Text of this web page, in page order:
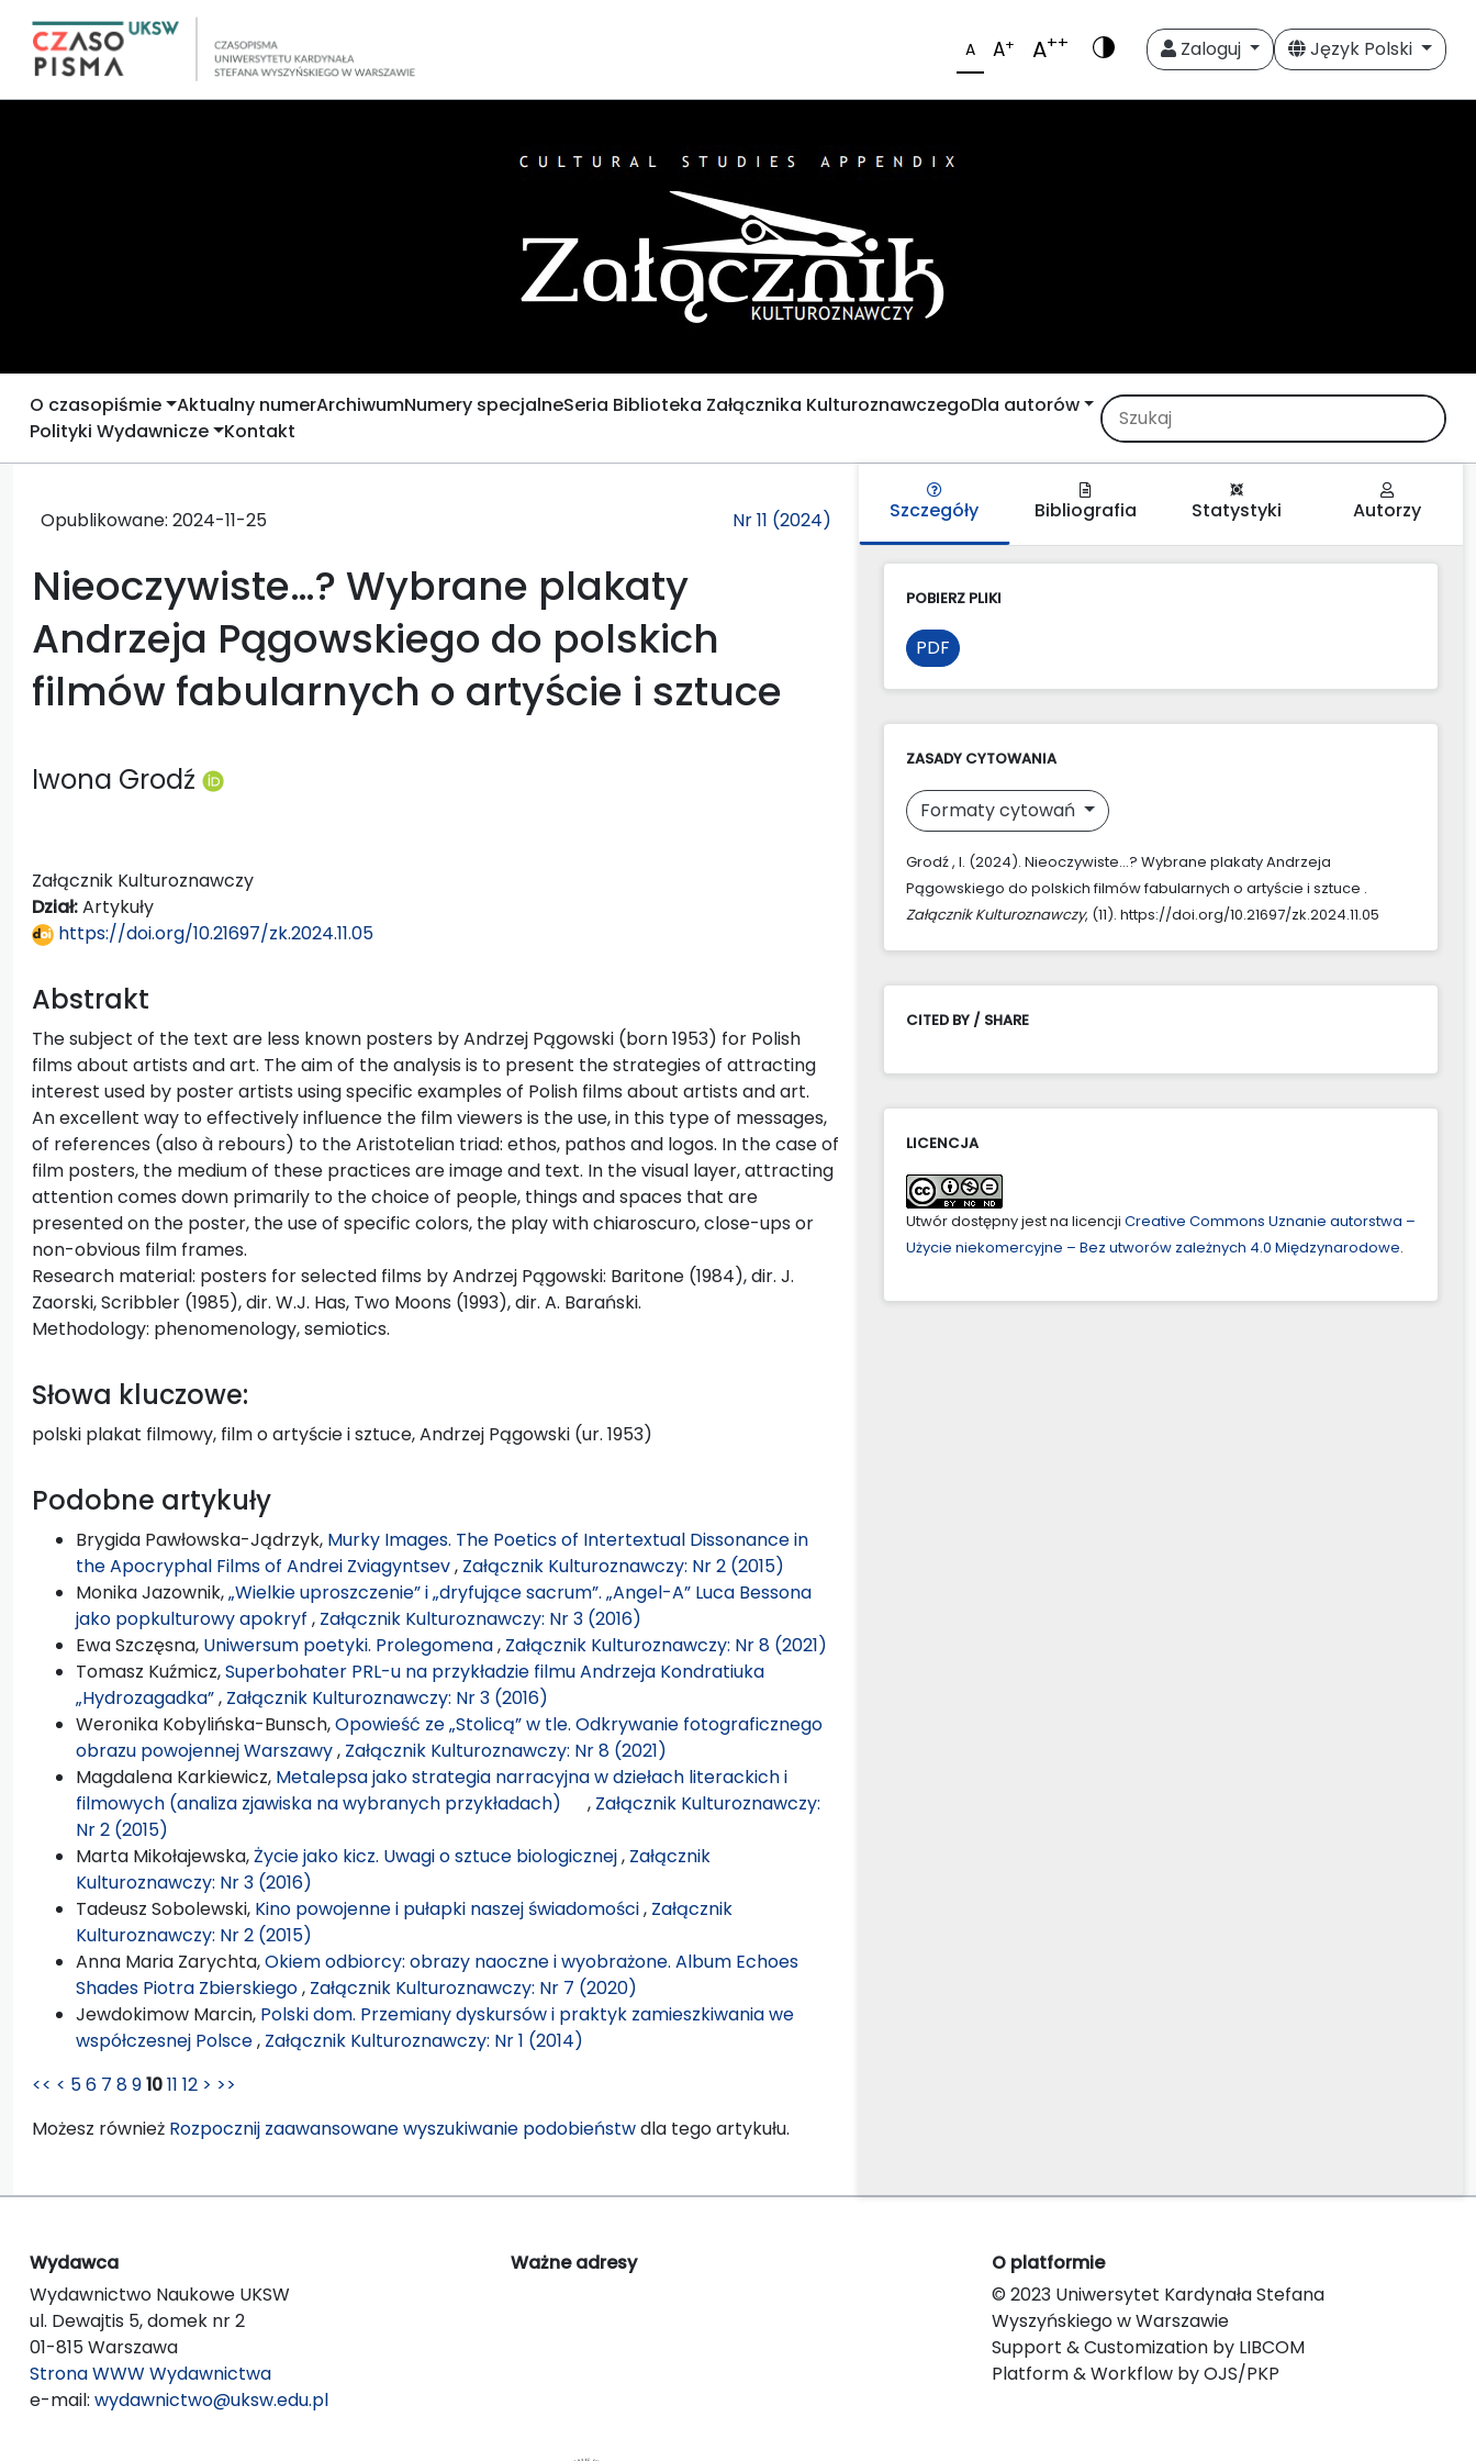
A A+ A++ Zaloguj Język Polski
O czasopiśmie Aktualny numerArchiwumNumery specjalneSeria Biblioteka Załącznika KulturoznawczegoDla autorów
Polityki Wydawnicze Kontakt
Opublikowane: 2024-11-25 Nr 11 (2024)
Nieoczywiste…? Wybrane plakaty
Andrzeja Pągowskiego do polskich
filmów fabularnych o artyście i sztuce
Iwona Grodź
Załącznik Kulturoznawczy
Dział:Artykuły
https://doi.org/10.21697/zk.2024.11.05
Abstrakt
The subject of the text are less known posters by Andrzej Pągowski (born 1953) for Polish
films about artists and art. The aim of the analysis is to present the strategies of attracting
interest used by poster artists using specific examples of Polish films about artists and art.
An excellent way to effectively influence the film viewers is the use, in this type of messages,
of references (also à rebours) to the Aristotelian triad: ethos, pathos and logos. In the case of
film posters, the medium of these practices are image and text. In the visual layer, attracting
attention comes down primarily to the choice of people, things and spaces that are
presented on the poster, the use of specific colors, the play with chiaroscuro, close-ups or
non-obvious film frames.
Research material: posters for selected films by Andrzej Pągowski: Baritone (1984), dir. J.
Zaorski, Scribbler (1985), dir. W.J. Has, Two Moons (1993), dir. A. Barański.
Methodology: phenomenology, semiotics.
Słowa kluczowe:
polski plakat filmowy, film o artyście i sztuce, Andrzej Pągowski (ur. 1953)
Podobne artykuły
Brygida Pawłowska-Jądrzyk, Murky Images. The Poetics of Intertextual Dissonance in
the Apocryphal Films of Andrei Zviagyntsev, Załącznik Kulturoznawczy: Nr 2 (2015)
Monika Jazownik,„Wielkie uproszczenie” i „dryfujące sacrum”. „Angel-A” Luca Bessona
jako popkulturowy apokryf , Załącznik Kulturoznawczy: Nr 3 (2016)
Ewa Szczęsna, Uniwersum poetyki. Prolegomena, Załącznik Kulturoznawczy: Nr 8 (2021)
Tomasz Kuźmicz,Superbohater PRL-u na przykładzie filmu Andrzeja Kondratiuka
„Hydrozagadka”, Załącznik Kulturoznawczy: Nr 3 (2016)
Weronika Kobylińska-Bunsch,Opowieść ze „Stolicą” w tle. Odkrywanie fotograficznego
obrazu powojennej Warszawy, Załącznik Kulturoznawczy: Nr 8 (2021)
Magdalena Karkiewicz, Metalepsa jako strategia narracyjna w dziełach literackich i
filmowych (analiza zjawiska na wybranych przykładach) , Załącznik Kulturoznawczy:
Nr 2 (2015)
Marta Mikołajewska,Życie jako kicz. Uwagi o sztuce biologicznej, Załącznik
Kulturoznawczy: Nr 3 (2016)
Tadeusz Sobolewski, Kino powojenne i pułapki naszej świadomości, Załącznik
Kulturoznawczy: Nr 2 (2015)
Anna Maria Zarychta,Okiem odbiorcy: obrazy naoczne i wyobrażone. Album Echoes
Shades Piotra Zbierskiego, Załącznik Kulturoznawczy: Nr 7 (2020)
Jewdokimow Marcin, Polski dom. Przemiany dyskursów i praktyk zamieszkiwania we
współczesnej Polsce, Załącznik Kulturoznawczy: Nr 1 (2014)
<< < 56 7 891011 12 > >>
Możesz również Rozpocznij zaawansowane wyszukiwanie podobieństwdla tego artykułu.
Szczegóły Bibliografia Statystyki Autorzy
POBIERZ PLIKI
PDF
ZASADY CYTOWANIA
Formaty cytowań
Grodź , I. (2024). Nieoczywiste…? Wybrane plakaty Andrzeja
Pągowskiego do polskich filmów fabularnych o artyście i sztuce .
Załącznik Kulturoznawczy, (11). https://doi.org/10.21697/zk.2024.11.05
CITED BY / SHARE
LICENCJA
Utwór dostępny jest na licencji Creative Commons Uznanie autorstwa –
Użycie niekomercyjne – Bez utworów zależnych 4.0 Międzynarodowe.
Wydawca
Wydawnictwo Naukowe UKSW
ul. Dewajtis 5, domek nr 2
01-815 Warszawa
Strona WWW Wydawnictwa
e-mail: wydawnictwo@uksw.edu.pl
Ważne adresy
O platformie
© 2023 Uniwersytet Kardynała Stefana
Wyszyńskiego w Warszawie
Support & Customization by LIBCOM
Platform & Workflow by OJS/PKP